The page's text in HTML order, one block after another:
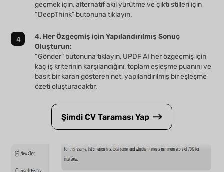
geçmek için, alternatif akıl yürütme ve çıktı stilleri için
“DeepThink” butonuna tıklayın.
4. Her Özgeçmiş için Yapılandırılmış Sonuç
Oluşturun:
“Gönder” butonuna tıklayın, UPDF AI her özgeçmiş için
kaç iş kriterinin karşılandığını, toplam eşleşme puanını ve
basit bir kararı gösteren net, yapılandırılmış bir eşleşme
özeti oluşturacaktır.
Şimdi CV Taraması Yap